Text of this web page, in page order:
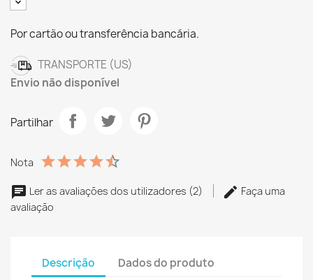
Por cartão ou transferência bancária.
TRANSPORTE (US)
Envio não disponível
Partilhar
Nota
Ler as avaliações dos utilizadores (2)
Faça uma
avaliação
Descrição Dados do produto